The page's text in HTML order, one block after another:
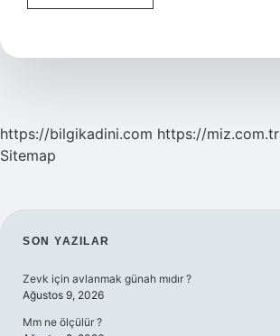
Ismi
Gelir
https://bilgikadini.com https://miz.com.tr
Sitemap
SIDEBAR
SON YAZILAR
Zevk için avlanmak günah mıdır ?
Ağustos 9, 2026
Mm ne ölçülür ?